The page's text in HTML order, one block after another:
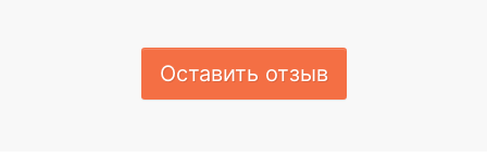
Оставить отзыв